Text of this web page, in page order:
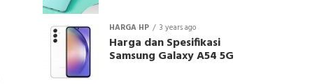
HARGA HP 3 years ago
Harga dan Spesifikasi
Samsung Galaxy A54 5G